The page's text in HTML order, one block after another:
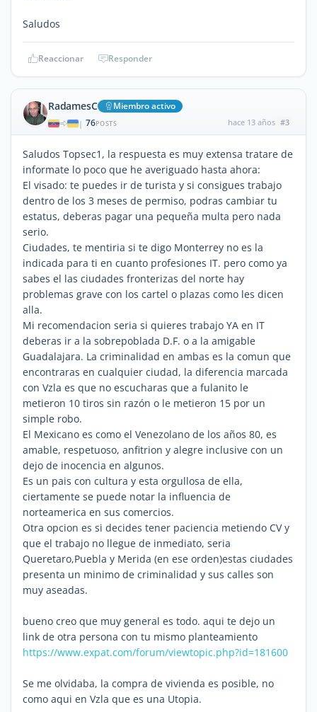
Saludos
Reaccionar Responder
RadamesC Miembro activo
| 76POSTS hace 13 años #3
Saludos Topsec1, la respuesta es muy extensa tratare de
informate lo poco que he averiguado hasta ahora:
El visado: te puedes ir de turista y si consigues trabajo
dentro de los 3 meses de permiso, podras cambiar tu
estatus, deberas pagar una pequeña multa pero nada
serio.
Ciudades, te mentiria si te digo Monterrey no es la
indicada para ti en cuanto profesiones IT. pero como ya
sabes el las ciudades fronterizas del norte hay
problemas grave con los cartel o plazas como les dicen
alla.
Mi recomendacion seria si quieres trabajo YA en IT
deberas ir a la sobrepoblada D.F. o a la amigable
Guadalajara. La criminalidad en ambas es la comun que
encontraras en cualquier ciudad, la diferencia marcada
con Vzla es que no escucharas que a fulanito le
metieron 10 tiros sin razón o le metieron 15 por un
simple robo.
El Mexicano es como el Venezolano de los años 80, es
amable, respetuoso, anfitrion y alegre inclusive con un
dejo de inocencia en algunos.
Es un pais con cultura y esta orgullosa de ella,
ciertamente se puede notar la influencia de
norteamerica en sus comercios.
Otra opcion es si decides tener paciencia metiendo CV y
que el trabajo no llegue de inmediato, seria
Queretaro,Puebla y Merida (en ese orden)estas ciudades
presenta un minimo de criminalidad y sus calles son
muy aseadas.
bueno creo que muy general es todo. aqui te dejo un
link de otra persona con tu mismo planteamiento
https://www.expat.com/forum/viewtopic.php?id=181600
Se me olvidaba, la compra de vivienda es posible, no
como aqui en Vzla que es una Utopia.